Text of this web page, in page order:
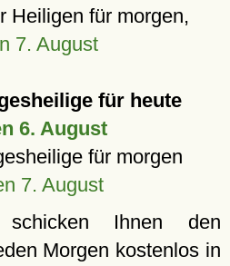
Heiligen für morgen,
7. August
für heute
6. August
für morgen
7. August
Ihnen den
Morgen kostenlos in